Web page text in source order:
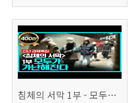
침체의 서막 1부 - 모두가 가난해진다 | 시사직격 신년특집